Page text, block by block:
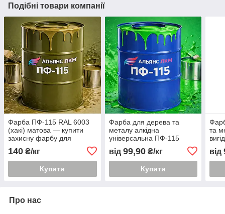
Подібні товари компанії
Фарба ПФ-115 RAL 6003
(хакі) матова — купити
захисну фарбу для
військової техніки в Україні
140 ₴/кг
Купити
Фарба для дерева та
металу алкідна
універсальна ПФ-115
від 99,90₴/кг
Купити
та
від
Про нас